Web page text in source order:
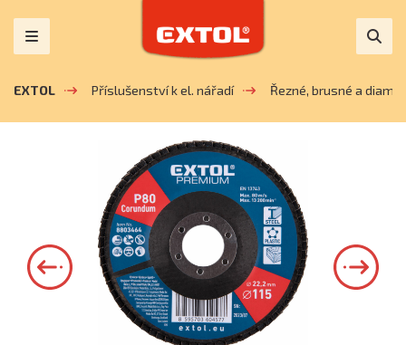
EXTOL Příslušenství k el. nářadí Řezné, brusné a